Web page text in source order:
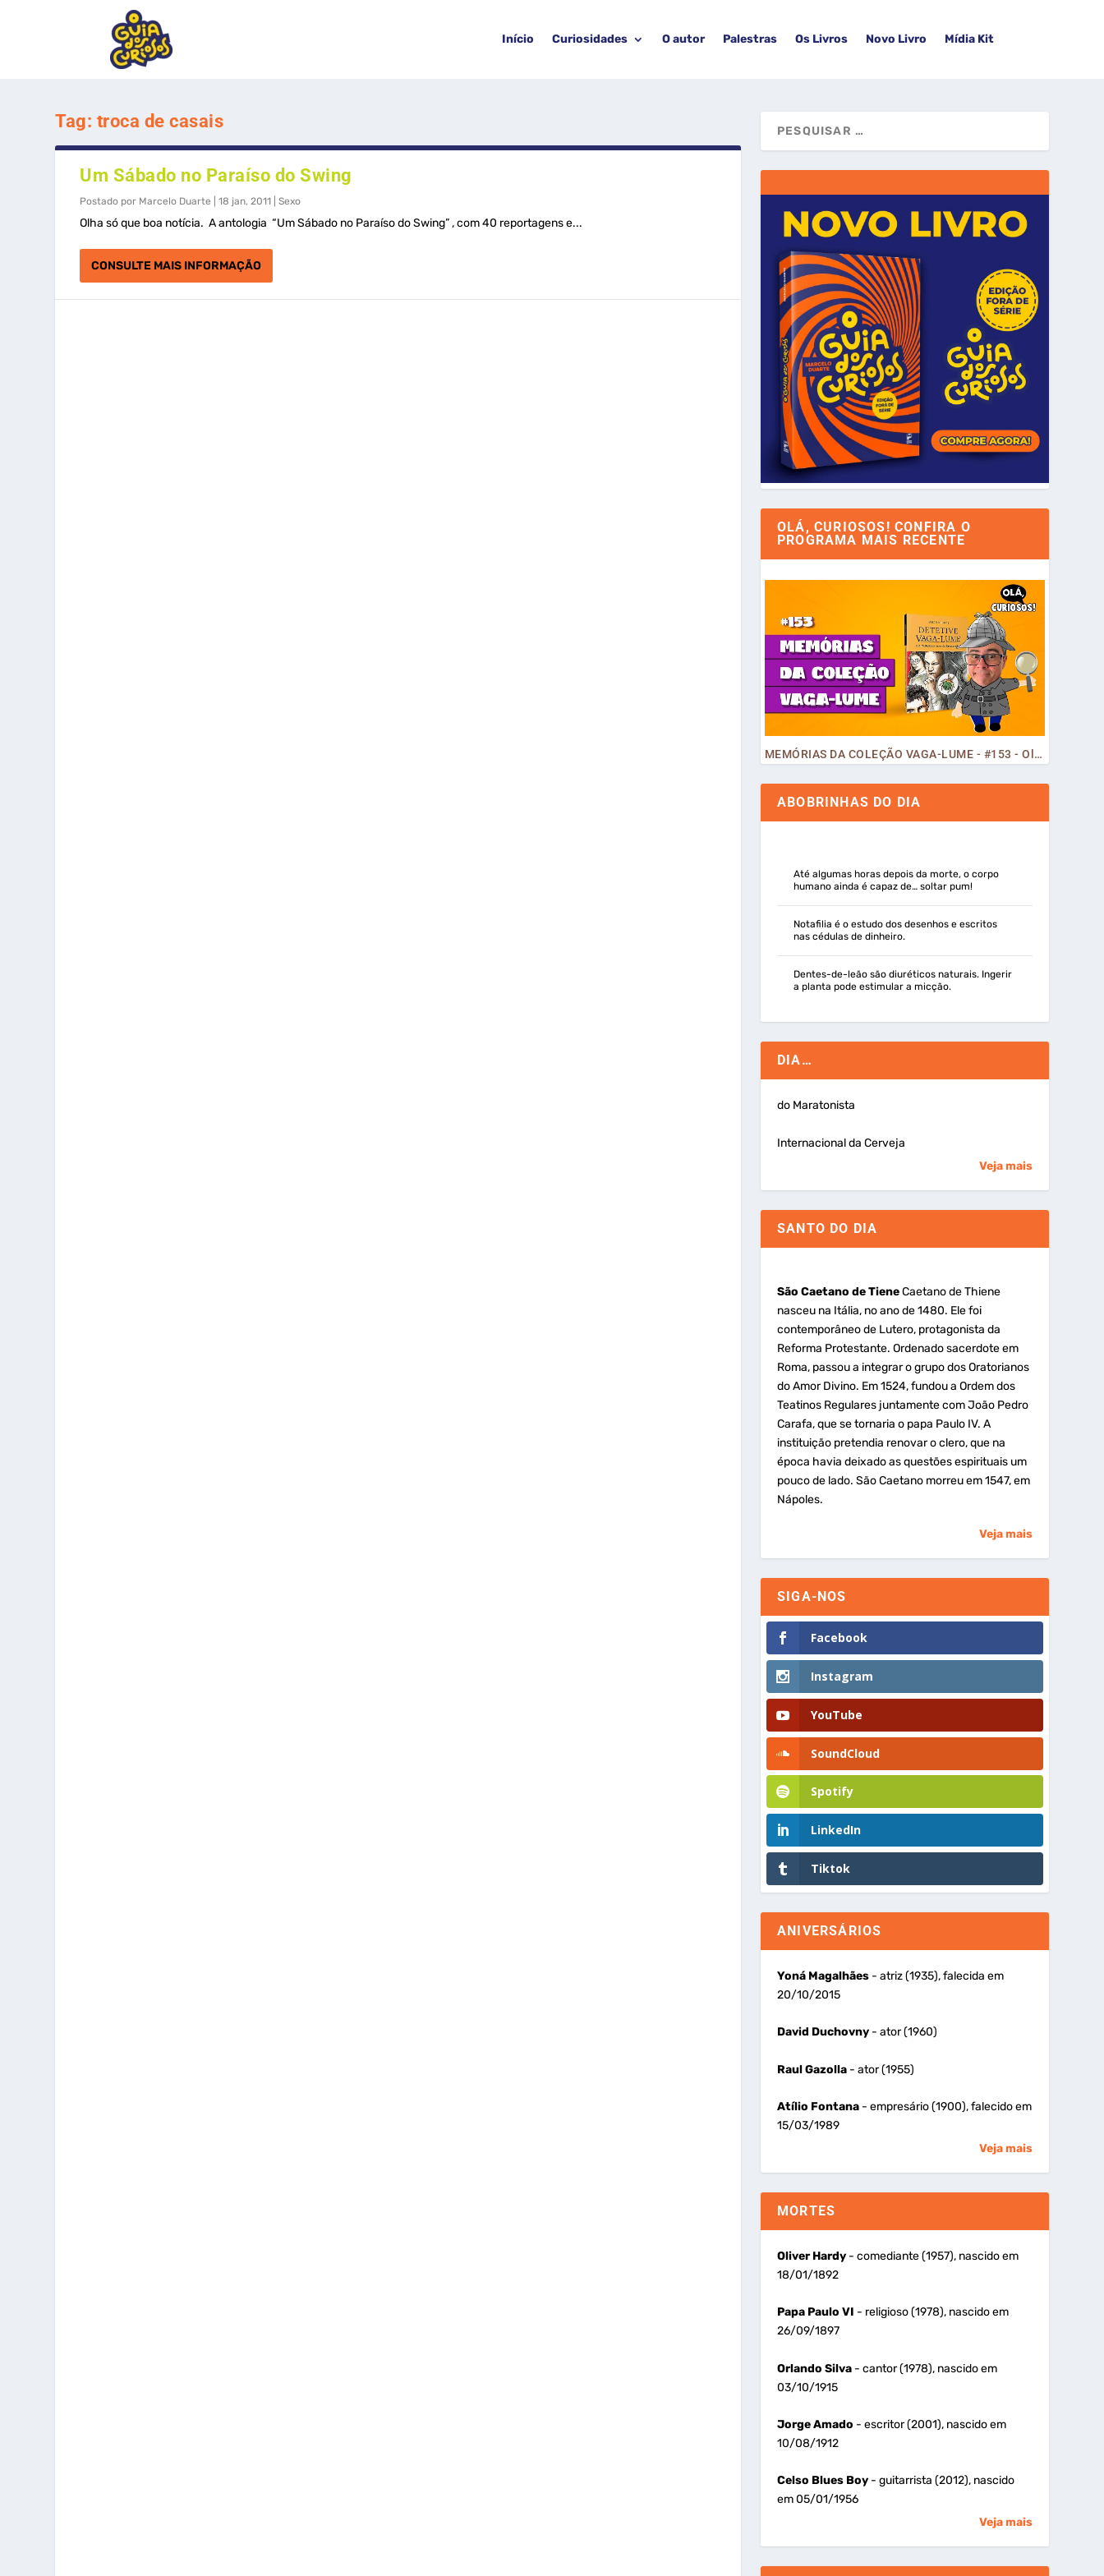
Início Curiosidades O autor Palestras Os Livros Novo Livro Mídia Kit
Tag: troca de casais
Um Sábado no Paraíso do Swing
Postado por Marcelo Duarte |18 jan, 2011 |Sexo
Olha só que boa notícia. A antologia “Um Sábado no Paraíso do Swing” , com 40 reportagens e...
CONSULTE MAIS INFORMAÇÃO
OLÁ, CURIOSOS! CONFIRA O
PROGRAMA MAIS RECENTE
MEMÓRIAS DA COLEÇÃO VAGA-LUME - #153 - Olá, Curiosos! 2023
ABOBRINHAS DO DIA
Até algumas horas depois da morte, o corpo
humano ainda é capaz de… soltar pum!
Notafilia é o estudo dos desenhos e escritos
nas cédulas de dinheiro.
Dentes-de-leão são diuréticos naturais. Ingerir
a planta pode estimular a micção.
DIA…
do Maratonista
Internacional da Cerveja
Veja mais
SANTO DO DIA
São Caetano de TieneCaetano de Thiene
nasceu na Itália, no ano de 1480. Ele foi
contemporâneo de Lutero, protagonista da
Reforma Protestante. Ordenado sacerdote em
Roma, passou a integrar o grupo dos Oratorianos
do Amor Divino. Em 1524, fundou a Ordem dos
Teatinos Regulares juntamente com João Pedro
Carafa, que se tornaria o papa Paulo IV. A
instituição pretendia renovar o clero, que na
época havia deixado as questões espirituais um
pouco de lado. São Caetano morreu em 1547, em
Nápoles.
Veja mais
SIGA-NOS
Facebook
Instagram
YouTube
SoundCloud
Spotify
LinkedIn
Tiktok
ANIVERSÁRIOS
Yoná Magalhães- atriz (1935), falecida em
20/10/2015
David Duchovny- ator (1960)
Raul Gazolla- ator (1955)
Atílio Fontana- empresário (1900), falecido em
15/03/1989
Veja mais
MORTES
Oliver Hardy- comediante (1957), nascido em
18/01/1892
Papa Paulo VI - religioso (1978), nascido em
26/09/1897
Orlando Silva- cantor (1978), nascido em
03/10/1915
Jorge Amado - escritor (2001), nascido em
10/08/1912
Celso Blues Boy- guitarrista (2012), nascido
em 05/01/1956
Veja mais